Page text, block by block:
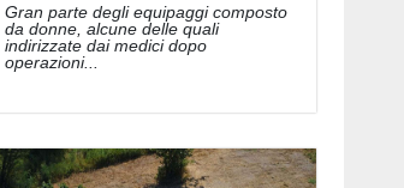
Gran parte degli equipaggi composto
da donne, alcune delle quali
indirizzate dai medici dopo
operazioni...